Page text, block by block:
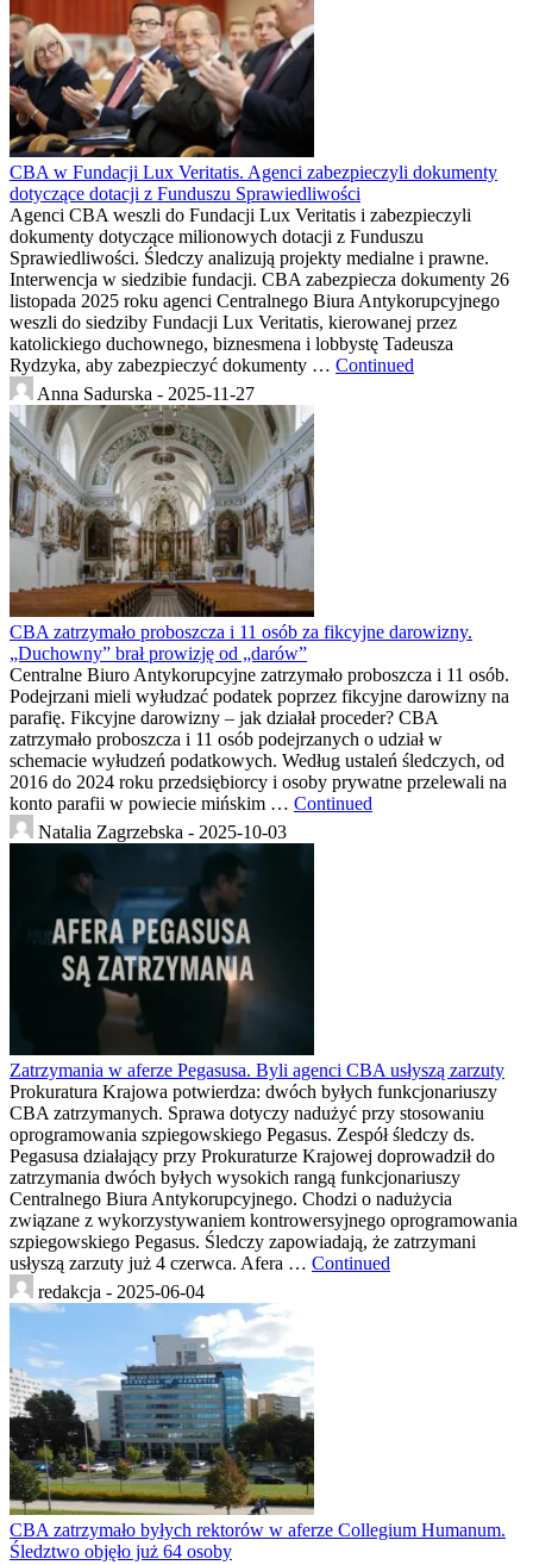
CBA w Fundacji Lux Veritatis. Agenci zabezpieczyli dokumenty
dotyczące dotacji z Funduszu Sprawiedliwości
Agenci CBA weszli do Fundacji Lux Veritatis i zabezpieczyli
dokumenty dotyczące milionowych dotacji z Funduszu
Sprawiedliwości. Śledczy analizują projekty medialne i prawne.
Interwencja w siedzibie fundacji. CBA zabezpiecza dokumenty 26
listopada 2025 roku agenci Centralnego Biura Antykorupcyjnego
weszli do siedziby Fundacji Lux Veritatis, kierowanej przez
katolickiego duchownego, biznesmena i lobbystę Tadeusza
Rydzyka, aby zabezpieczyć dokumenty … Continued
Anna Sadurska - 2025-11-27
CBA zatrzymało proboszcza i 11 osób za fikcyjne darowizny.
„Duchowny” brał prowizję od „darów”
Centralne Biuro Antykorupcyjne zatrzymało proboszcza i 11 osób.
Podejrzani mieli wyłudzać podatek poprzez fikcyjne darowizny na
parafię. Fikcyjne darowizny – jak działał proceder? CBA
zatrzymało proboszcza i 11 osób podejrzanych o udział w
schemacie wyłudzeń podatkowych. Według ustaleń śledczych, od
2016 do 2024 roku przedsiębiorcy i osoby prywatne przelewali na
konto parafii w powiecie mińskim … Continued
Natalia Zagrzebska - 2025-10-03
Zatrzymania w aferze Pegasusa. Byli agenci CBA usłyszą zarzuty
Prokuratura Krajowa potwierdza: dwóch byłych funkcjonariuszy
CBA zatrzymanych. Sprawa dotyczy nadużyć przy stosowaniu
oprogramowania szpiegowskiego Pegasus. Zespół śledczy ds.
Pegasusa działający przy Prokuraturze Krajowej doprowadził do
zatrzymania dwóch byłych wysokich rangą funkcjonariuszy
Centralnego Biura Antykorupcyjnego. Chodzi o nadużycia
związane z wykorzystywaniem kontrowersyjnego oprogramowania
szpiegowskiego Pegasus. Śledczy zapowiadają, że zatrzymani
usłyszą zarzuty już 4 czerwca. Afera … Continued
redakcja - 2025-06-04
CBA zatrzymało byłych rektorów w aferze Collegium Humanum.
Śledztwo objęło już 64 osoby